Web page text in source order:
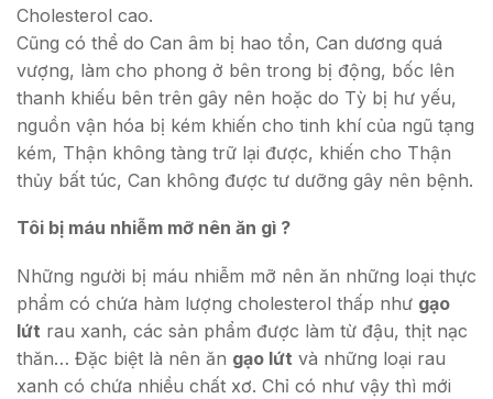
Cholesterol cao.
Cũng có thể do Can âm bị hao tổn, Can dương quá
vượng, làm cho phong ở bên trong bị động, bốc lên
thanh khiếu bên trên gây nên hoặc do Tỳ bị hư yếu,
nguồn vận hóa bị kém khiến cho tinh khí của ngũ tạng
kém, Thận không tàng trữ lại được, khiến cho Thận
thủy bất túc, Can không được tư dưỡng gây nên bệnh.
Tôi bị máu nhiễm mỡ nên ăn gì ?
Những người bị máu nhiễm mỡ nên ăn những loại thực
phẩm có chứa hàm lượng cholesterol thấp như gạo
lứt rau xanh, các sản phẩm được làm từ đậu, thịt nạc
thăn… Đặc biệt là nên ăn gạo lứt và những loại rau
xanh có chứa nhiều chất xơ. Chỉ có như vậy thì mới